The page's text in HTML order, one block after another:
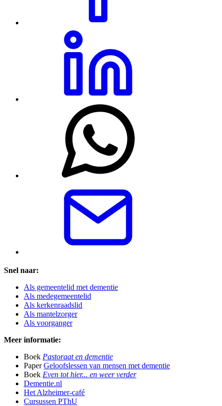
Snel naar:
Als gemeentelid met dementie
Als medegemeentelid
Als kerkenraadslid
Als mantelzorger
Als voorganger
Meer informatie:
Boek Pastoraat en dementie
PaperGeloofslessen van mensen met dementie
Boek Even tot hier... en weer verder
Dementie.nl
Het Alzheimer-café
Cursussen PThU